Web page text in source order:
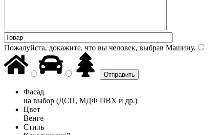
Пожалуйста, докажите, что вы человек, выбрав Машину.
Фасад
на выбор (ДСП, МДФ ПВХ и др.)
Цвет
Венге
Стиль